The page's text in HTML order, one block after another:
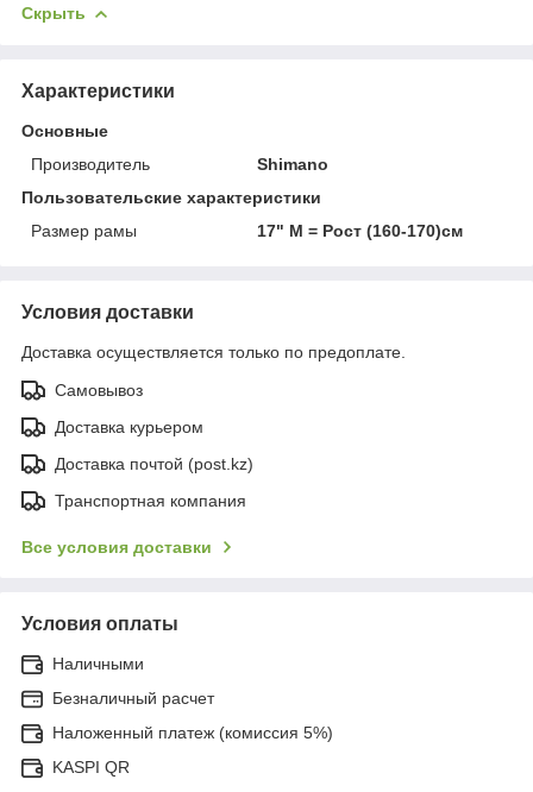
Скрыть
Характеристики
Основные
Производитель
Shimano
Пользовательские характеристики
Размер рамы
17" М = Рост (160-170)см
Условия доставки
Доставка осуществляется только по предоплате.
Самовывоз
Доставка курьером
Доставка почтой (post.kz)
Транспортная компания
Все условия доставки
Условия оплаты
Наличными
Безналичный расчет
Наложенный платеж (комиссия 5%)
KASPI QR